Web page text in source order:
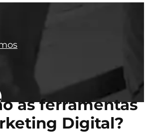
as ferramentas
Digital?